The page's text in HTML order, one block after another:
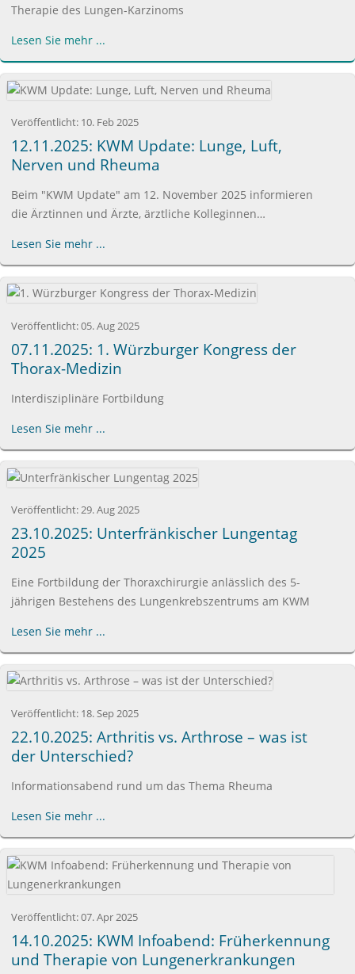
Therapie des Lungen-Karzinoms
Lesen Sie mehr ...
Veröffentlicht: 10. Feb 2025
12.11.2025: KWM Update: Lunge, Luft,
Nerven und Rheuma
Beim "KWM Update" am 12. November 2025 informieren
die Ärztinnen und Ärzte, ärztliche Kolleginnen…
Lesen Sie mehr ...
Veröffentlicht:05. Aug 2025
07.11.2025: 1. Würzburger Kongress der
Thorax-Medizin
Interdisziplinäre Fortbildung
Lesen Sie mehr ...
Veröffentlicht:29. Aug 2025
23.10.2025: Unterfränkischer Lungentag
2025
Eine Fortbildung der Thoraxchirurgie anlässlich des 5-
jährigen Bestehens des Lungenkrebszentrums am KWM
Lesen Sie mehr ...
Veröffentlicht: 18. Sep 2025
22.10.2025: Arthritis vs. Arthrose – was ist
der Unterschied?
Informationsabend rund um das Thema Rheuma
Lesen Sie mehr ...
Veröffentlicht:07. Apr 2025
14.10.2025: KWM Infoabend: Früherkennung
und Therapie von Lungenerkrankungen